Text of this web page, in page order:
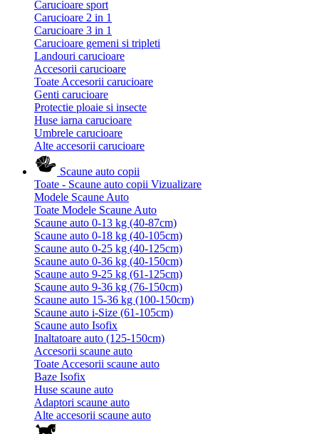
Carucioare sport
Carucioare 2 in 1
Carucioare 3 in 1
Carucioare gemeni si tripleti
Landouri carucioare
Accesorii carucioare
Toate Accesorii carucioare
Genti carucioare
Protectie ploaie si insecte
Huse iarna carucioare
Umbrele carucioare
Alte accesorii carucioare
Scaune auto copii
Toate - Scaune auto copii Vizualizare
Modele Scaune Auto
Toate Modele Scaune Auto
Scaune auto 0-13 kg (40-87cm)
Scaune auto 0-18 kg (40-105cm)
Scaune auto 0-25 kg (40-125cm)
Scaune auto 0-36 kg (40-150cm)
Scaune auto 9-25 kg (61-125cm)
Scaune auto 9-36 kg (76-150cm)
Scaune auto 15-36 kg (100-150cm)
Scaune auto i-Size (61-105cm)
Scaune auto Isofix
Inaltatoare auto (125-150cm)
Accesorii scaune auto
Toate Accesorii scaune auto
Baze Isofix
Huse scaune auto
Adaptori scaune auto
Alte accesorii scaune auto